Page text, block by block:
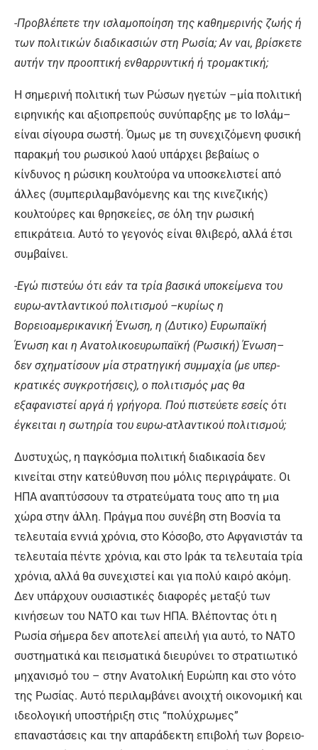
-Προβλέπετε την ισλαμοποίηση της καθημερινής ζωής ή
των πολιτικών διαδικασιών στη Ρωσία; Αν ναι, βρίσκετε
αυτήν την προοπτική ενθαρρυντική ή τρομακτική;
Η σημερινή πολιτική των Ρώσων ηγετών –μία πολιτική
ειρηνικής και αξιοπρεπούς συνύπαρξης με το Ισλάμ–
είναι σίγουρα σωστή. Όμως με τη συνεχιζόμενη φυσική
παρακμή του ρωσικού λαού υπάρχει βεβαίως ο
κίνδυνος η ρώσικη κουλτούρα να υποσκελιστεί από
άλλες (συμπεριλαμβανόμενης και της κινεζικής)
κουλτούρες και θρησκείες, σε όλη την ρωσική
επικράτεια. Αυτό το γεγονός είναι θλιβερό, αλλά έτσι
συμβαίνει.
-Εγώ πιστεύω ότι εάν τα τρία βασικά υποκείμενα του
ευρω-αντλαντικού πολιτισμού –κυρίως η
Βορειοαμερικανική Ένωση, η (Δυτικο) Ευρωπαϊκή
Ένωση και η Ανατολικοευρωπαϊκή (Ρωσική) Ένωση–
δεν σχηματίσουν μία στρατηγική συμμαχία (με υπερ-
κρατικές συγκροτήσεις), ο πολιτισμός μας θα
εξαφανιστεί αργά ή γρήγορα. Πού πιστεύετε εσείς ότι
έγκειται η σωτηρία του ευρω-ατλαντικού πολιτισμού;
Δυστυχώς, η παγκόσμια πολιτική διαδικασία δεν
κινείται στην κατεύθυνση που μόλις περιγράψατε. Οι
ΗΠΑ αναπτύσσουν τα στρατεύματα τους απο τη μια
χώρα στην άλλη. Πράγμα που συνέβη στη Βοσνία τα
τελευταία εννιά χρόνια, στο Κόσοβο, στο Αφγανιστάν τα
τελευταία πέντε χρόνια, και στο Ιράκ τα τελευταία τρία
χρόνια, αλλά θα συνεχιστεί και για πολύ καιρό ακόμη.
Δεν υπάρχουν ουσιαστικές διαφορές μεταξύ των
κινήσεων του ΝΑΤΟ και των ΗΠΑ. Βλέποντας ότι η
Ρωσία σήμερα δεν αποτελεί απειλή για αυτό, το ΝΑΤΟ
συστηματικά και πεισματικά διευρύνει το στρατιωτικό
μηχανισμό του – στην Ανατολική Ευρώπη και στο νότο
της Ρωσίας. Αυτό περιλαμβάνει ανοιχτή οικονομική και
ιδεολογική υποστήριξη στις “πολύχρωμες”
επαναστάσεις και την απαράδεκτη επιβολή των βορειο-